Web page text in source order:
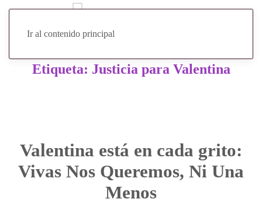
Ir al contenido principal
Etiqueta: Justicia para Valentina
Valentina está en cada grito:
Vivas Nos Queremos, Ni Una
Menos